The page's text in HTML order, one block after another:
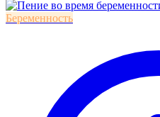
Беременность